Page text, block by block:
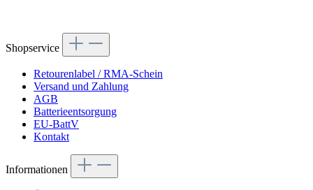
Shopservice
Retourenlabel / RMA-Schein
Versand und Zahlung
AGB
Batterieentsorgung
EU-BattV
Kontakt
Informationen